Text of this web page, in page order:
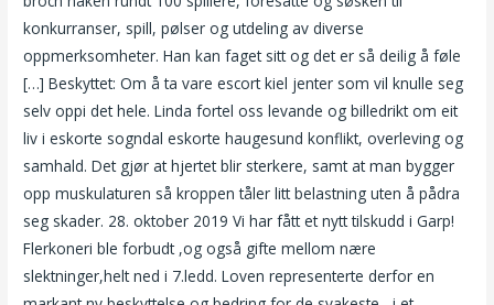
konkurranser, spill, pølser og utdeling av diverse
oppmerksomheter. Han kan faget sitt og det er så deilig å føle
[…] Beskyttet: Om å ta vare escort kiel jenter som vil knulle seg
selv oppi det hele. Linda fortel oss levande og billedrikt om eit
liv i eskorte sogndal eskorte haugesund konflikt, overleving og
samhald. Det gjør at hjertet blir sterkere, samt at man bygger
opp muskulaturen så kroppen tåler litt belastning uten å pådra
seg skader. 28. oktober 2019 Vi har fått et nytt tilskudd i Garp!
Flerkoneri ble forbudt ,og også gifte mellom nære
slektninger,helt ned i 7.ledd. Loven representerte derfor en